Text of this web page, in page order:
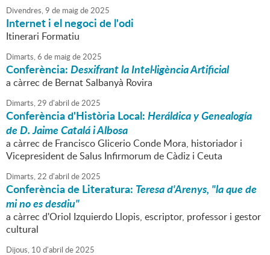
Divendres,9 de maigde2025
Internet i el negoci de l'odi
Itinerari Formatiu
Dimarts,6 de maigde2025
Conferència:Desxifrant la Intel·ligència Artificial
a càrrec de Bernat Salbanyà Rovira
Dimarts,29 d'abril de2025
Conferència d'Història Local:Heráldica y Genealogía
de D. Jaime Catalá i Albosa
a càrrec de Francisco Glicerio Conde Mora, historiador i
Vicepresident de Salus Infirmorum de Càdiz i Ceuta
Dimarts,22 d'abril de2025
Conferència de Literatura: Teresa d'Arenys, "la que de
mi no es desdiu"
a càrrec d'Oriol Izquierdo Llopis, escriptor, professor i gestor
cultural
Dijous, 10 d'abril de2025